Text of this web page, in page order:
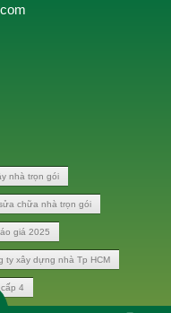
nhà trọn gói
chữa nhà trọn gói
giá 2025
ty xây dựng nhà Tp HCM
4